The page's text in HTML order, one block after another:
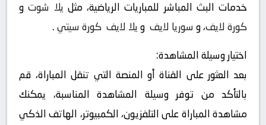
خدمات البث المباشر للمباريات الرياضية، مثل يلا شوتو
كورة لايف، وسوريا لايف ويلا لايف كورة سيتي.
اختيار وسيلة المشاهدة:
بعد العثور على القناة أو المنصة التي تنقل المباراة، قم
بالتأكد من توفر وسيلة المشاهدة المناسبة، يمكنك
مشاهدة المباراة على التلفزيون، الكمبيوتر، الهاتف الذكي